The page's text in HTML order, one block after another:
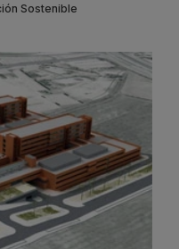
Sostenible